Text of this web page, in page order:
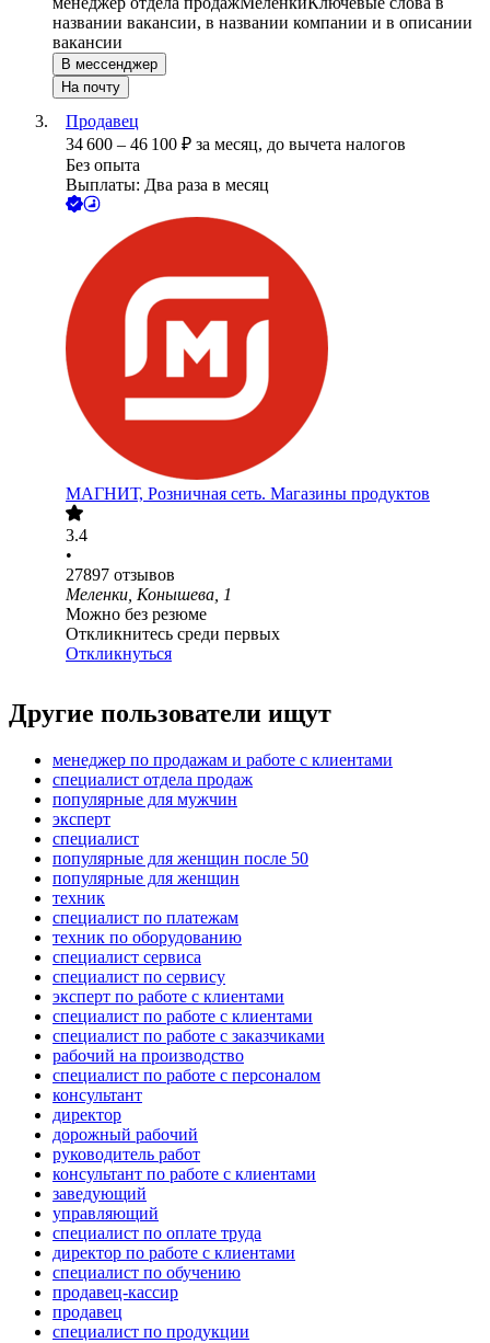
названии вакансии, в названии компании и в описании
вакансии
В мессенджер
На почту
Продавец
34 600 – 46 100 ₽ за месяц, до вычета налогов
Без опыта
Выплаты: Два раза в месяц
МАГНИТ, Розничная сеть. Магазины продуктов
3.4
•
27897 отзывов
Меленки, Конышева, 1
Можно без резюме
Откликнитесь среди первых
Откликнуться
Другие пользователи ищут
менеджер по продажам и работе с клиентами
специалист отдела продаж
популярные для мужчин
эксперт
специалист
популярные для женщин после 50
популярные для женщин
техник
специалист по платежам
техник по оборудованию
специалист сервиса
специалист по сервису
эксперт по работе с клиентами
специалист по работе с клиентами
специалист по работе с заказчиками
рабочий на производство
специалист по работе с персоналом
консультант
директор
дорожный рабочий
руководитель работ
консультант по работе с клиентами
заведующий
управляющий
специалист по оплате труда
директор по работе с клиентами
специалист по обучению
продавец-кассир
продавец
специалист по продукции